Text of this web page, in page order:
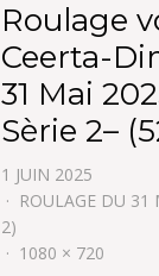
Roulage
Ceerta-
31 Mai
Sèrie 2–
1 JUIN 2025
ROULAGE DU 31
2)
1080 × 720